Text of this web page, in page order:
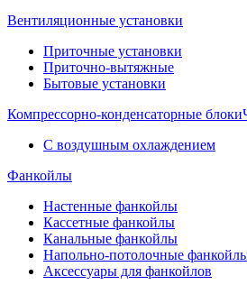
Вентиляционные установки
Приточные установки
Приточно-вытяжные
Бытовые установки
Компрессорно-конденсаторные блоки
С воздушным охлаждением
Фанкойлы
Настенные фанкойлы
Кассетные фанкойлы
Канальные фанкойлы
Напольно-потолочные
Аксессуары для фанкойлов